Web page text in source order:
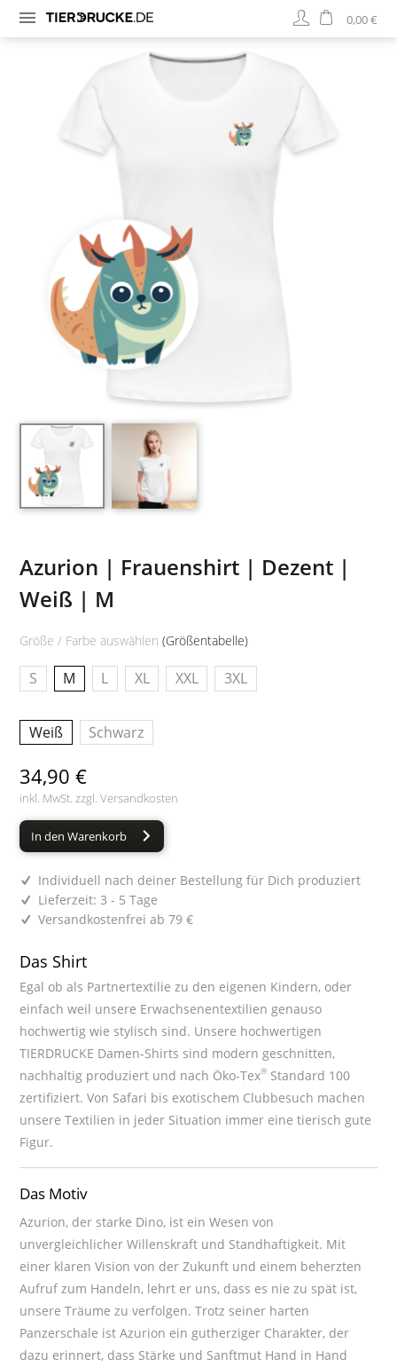
0,00 €
Azurion | Frauenshirt | Dezent |
Weiß | M
Größe / Farbe auswählen(Größentabelle)
S M L XL XXL 3XL
Weiß Schwarz
34,90 €
inkl. MwSt. zzgl.Versandkosten
In den Warenkorb
Individuell nach deiner Bestellung für Dich produziert
Lieferzeit: 3 - 5 Tage
Versandkostenfrei ab 79 €
Das Shirt
Egal ob als Partnertextilie zu den eigenen Kindern, oder
einfach weil unsere Erwachsenentextilien genauso
hochwertig wie stylisch sind. Unsere hochwertigen
TIERDRUCKE Damen-Shirts sind modern geschnitten,
nachhaltig produziert und nach Öko-Tex® Standard 100
zertifiziert. Von Safari bis exotischem Clubbesuch machen
unsere Textilien in jeder Situation immer eine tierisch gute
Figur.
Das Motiv
Azurion, der starke Dino, ist ein Wesen von
unvergleichlicher Willenskraft und Standhaftigkeit. Mit
einer klaren Vision von der Zukunft und einem beherzten
Aufruf zum Handeln, lehrt er uns, dass es nie zu spät ist,
unsere Träume zu verfolgen. Trotz seiner harten
Panzerschale ist Azurion ein gutherziger Charakter, der
dazu erinnert, dass Stärke und Sanftmut Hand in Hand